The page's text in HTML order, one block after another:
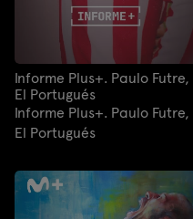
Informe Plus+. Paulo Futre,
El Portugués
Informe Plus+. Paulo Futre,
El Portugués